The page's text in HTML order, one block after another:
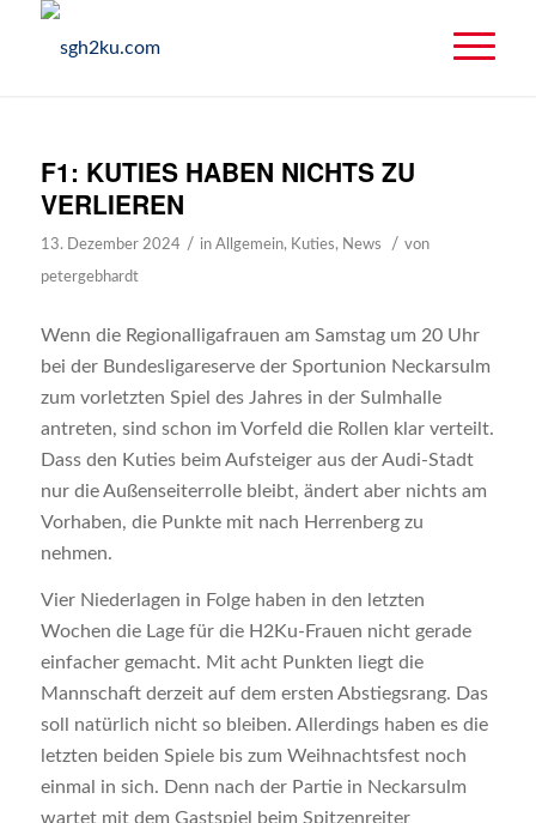
F1: KUTIES HABEN NICHTS ZU
VERLIEREN
13. Dezember 2024 / in Allgemein, Kuties, News / von
petergebhardt
Wenn die Regionalligafrauen am Samstag um 20 Uhr
bei der Bundesligareserve der Sportunion Neckarsulm
zum vorletzten Spiel des Jahres in der Sulmhalle
antreten, sind schon im Vorfeld die Rollen klar verteilt.
Dass den Kuties beim Aufsteiger aus der Audi-Stadt
nur die Außenseiterrolle bleibt, ändert aber nichts am
Vorhaben, die Punkte mit nach Herrenberg zu
nehmen.
Vier Niederlagen in Folge haben in den letzten
Wochen die Lage für die H2Ku-Frauen nicht gerade
einfacher gemacht. Mit acht Punkten liegt die
Mannschaft derzeit auf dem ersten Abstiegsrang. Das
soll natürlich nicht so bleiben. Allerdings haben es die
letzten beiden Spiele bis zum Weihnachtsfest noch
einmal in sich. Denn nach der Partie in Neckarsulm
wartet mit dem Gastspiel beim Spitzenreiter